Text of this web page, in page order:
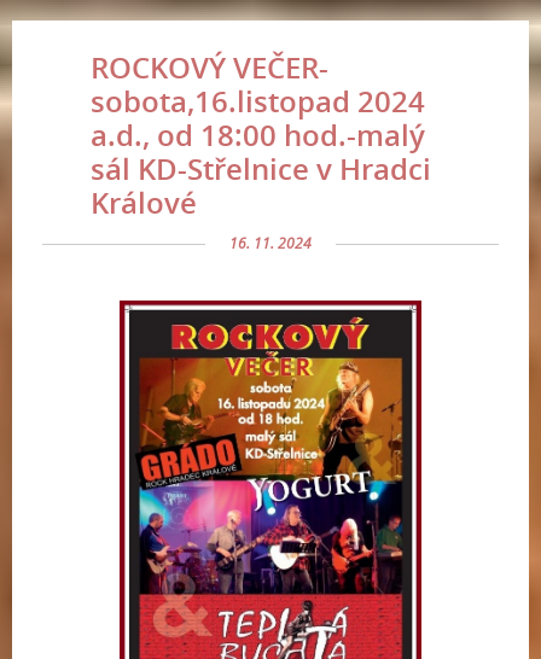
ROCKOVÝ VEČER-
sobota,16.listopad 2024
a.d., od 18:00 hod.-malý
sál KD-Střelnice v Hradci
Králové
16. 11. 2024